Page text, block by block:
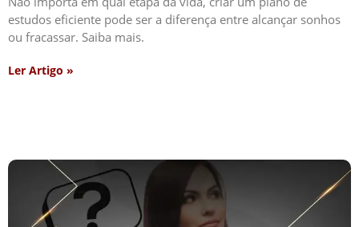
estudos eficiente pode ser a diferença entre alcançar sonhos
ou fracassar. Saiba mais.
Ler Artigo »